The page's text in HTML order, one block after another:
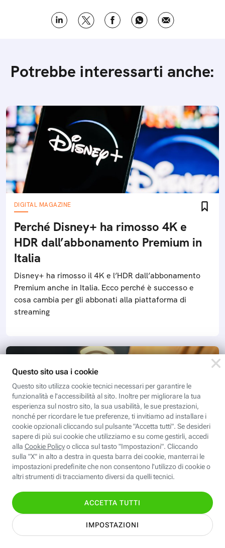
Potrebbe interessarti anche:
DIGITAL MAGAZINE
Perché Disney+ ha rimosso 4K e
HDR dall’abbonamento Premium in
Italia
Disney+ ha rimosso il 4K e l’HDR dall’abbonamento
Premium anche in Italia. Ecco perché è successo e
cosa cambia per gli abbonati alla piattaforma di
streaming
DIGITAL MAGAZINE
Condividere la password del Wi-Fi
con lo smartphone: come si fa
Nel caso dobbiate condividere la password della rete
Wi-Fi di casa con un amico, il vostro smartphone può
esservi di grande aiuto